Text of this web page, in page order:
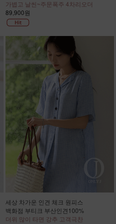
가볍고 날씬~주문폭주 4차리오더
89,900원
세상 차가운 인견 체크 원피스
백화점 부티크 부산인견100%
더위 많이 타면 강추 고객극찬